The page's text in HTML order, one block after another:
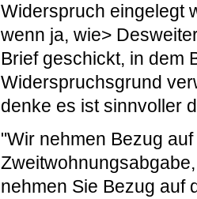
Widerspruch eingelegt
wenn ja, wie>
Brief geschickt, in dem
Widerspruchsgrund
denke es ist sinnvoller
"Wir nehmen Bezug
nehmen Sie Bezug auf